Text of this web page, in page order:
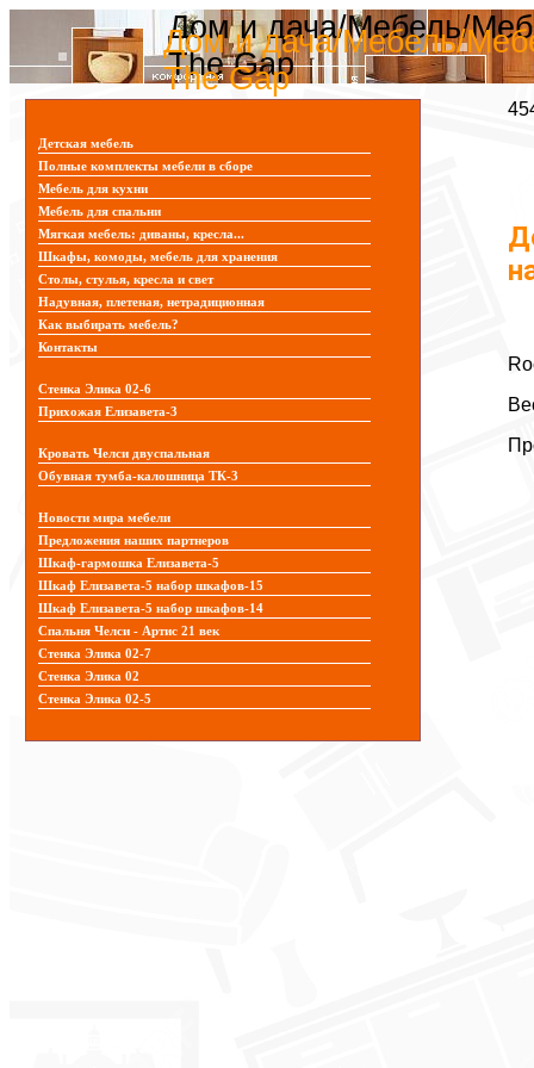
Дом и дача/Мебель/
The Gap
Дом и дача/Мебель/
The Gap
Детская мебель
Полные комплекты мебели в сборе
Мебель для кухни
Мебель для спальни
Мягкая мебель: диваны, кресла...
Шкафы, комоды, мебель для хранения
Столы, стулья, кресла и свет
Надувная, плетеная, нетрадиционная
Как выбирать мебель?
Контакты
Стенка Элика 02-6
Прихожая Елизавета-3
Кровать Челси двуспальная
Обувная тумба-калошница ТК-3
Новости мира мебели
Предложения наших партнеров
Шкаф-гармошка Елизавета-5
Шкаф Елизавета-5 набор шкафов-15
Шкаф Елизавета-5 набор шкафов-14
Спальня Челси - Артис 21 век
Стенка Элика 02-7
Стенка Элика 02
Стенка Элика 02-5